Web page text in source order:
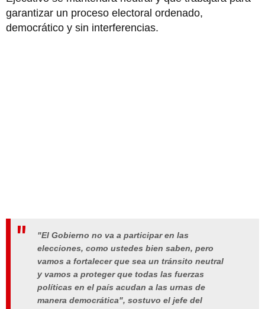
garantizar un proceso electoral ordenado,
democrático y sin interferencias.
"El Gobierno no va a participar en las
elecciones, como ustedes bien saben, pero
vamos a fortalecer que sea un tránsito neutral
y vamos a proteger que todas las fuerzas
políticas en el país acudan a las urnas de
manera democrática", sostuvo el jefe del